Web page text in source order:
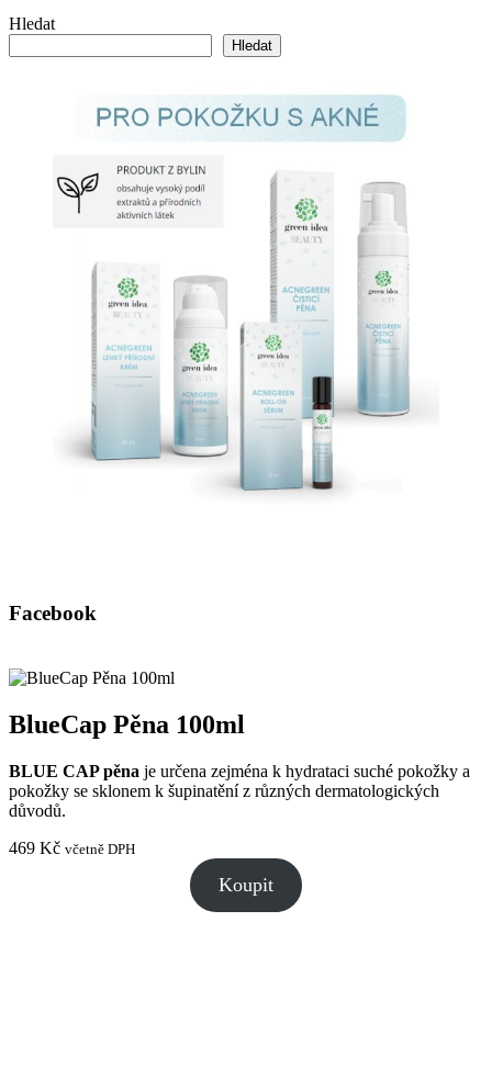
Hledat
Hledat
Facebook
BlueCap Pěna 100ml
BLUE CAP pěna je určena zejména k hydrataci suché pokožky a
pokožky se sklonem k šupinatění z různých dermatologických
důvodů.
469 Kč včetně DPH
Koupit